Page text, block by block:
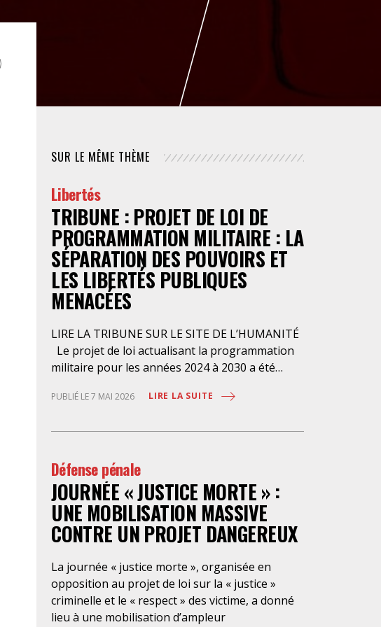
POLICE / MAINTIEN DE L'ORDRE
PROCÉDURE CIVILE
SUR LE MÊME THÈME
Libertés
TRIBUNE : PROJET DE LOI DE
PROGRAMMATION MILITAIRE : LA
SÉPARATION DES POUVOIRS ET
LES LIBERTÉS PUBLIQUES
MENACÉES
LIRE LA TRIBUNE SUR LE SITE DE L’HUMANITÉ
Le projet de loi actualisant la programmation
militaire pour les années 2024 à 2030 a été
dernier et doit être examiné à
prochain. Sous couvert de « réarmer la France »,
d’urgence », « l’état d’alerte de sécurité
nationale » (article 21 du projet de loi), afin de
passer en phase d’économie de guerre… sans
guerre et de pouvoir déroger tant à la
séparation des pouvoirs qu’aux règles de droit
possibilité de déclarer cet état d’alerte en
conseil des ministres soit parce qu’il estimerait
que la France serait menacée ou en vertu
d’accords internationaux engageant la France à
PUBLIÉ LE 7 MAI 2026 LIRE LA SUITE
Défense pénale
JOURNÉE « JUSTICE MORTE » :
UNE MOBILISATION MASSIVE
CONTRE UN PROJET DANGEREUX
La journée « justice morte », organisée en
opposition au projet de loi sur la « justice »
criminelle et le « respect » des victime, a donné
lieu à une mobilisation d’ampleur